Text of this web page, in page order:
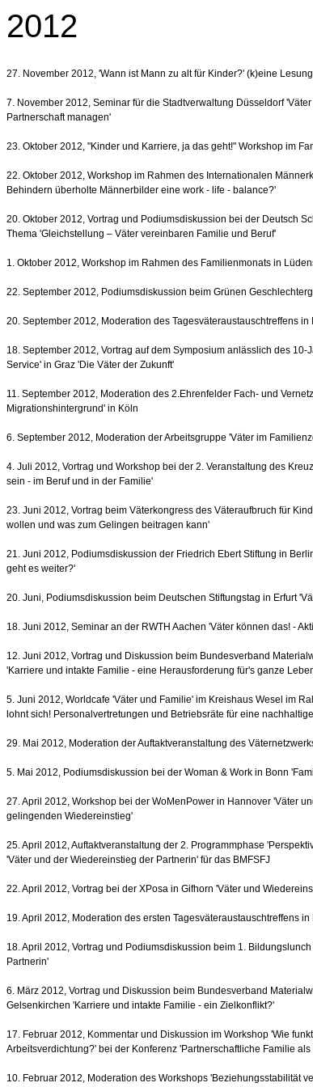
2012
27. November 2012, 'Wann ist Mann zu alt für Kinder?' (k)eine
7. November 2012, Seminar für die Stadtverwaltung Düsseldorf
Partnerschaft managen'
23. Oktober 2012, "Kinder und Karriere, ja das geht!" Workshop im
22. Oktober 2012, Workshop im Rahmen des Internationalen
Behindern überholte Männerbilder eine work - life - balance?'
20. Oktober 2012, Vortrag und Podiumsdiskussion bei der Deutsch
Thema 'Gleichstellung – Väter vereinbaren Familie und Beruf'
1. Oktober 2012, Workshop im Rahmen des Familienmonats in
22. September 2012, Podiumsdiskussion beim Grünen
20. September 2012, Moderation des Tagesväteraustauschtreffens in
18. September 2012, Vortrag auf dem Symposium anlässlich des
Service' in Graz 'Die Väter der Zukunft'
11. September 2012, Moderation des 2.Ehrenfelder Fach- und
Migrationshintergrund' in Köln
6. September 2012, Moderation der Arbeitsgruppe 'Väter im
4. Juli 2012, Vortrag und Workshop bei der 2. Veranstaltung des
sein - im Beruf und in der Familie'
23. Juni 2012, Vortrag beim Väterkongress des Väteraufbruch für
wollen und was zum Gelingen beitragen kann'
21. Juni 2012, Podiumsdiskussion der Friedrich Ebert Stiftung in
geht es weiter?'
20. Juni, Podiumsdiskussion beim Deutschen Stiftungstag in Erfurt
18. Juni 2012, Seminar an der RWTH Aachen 'Väter können das! -
12. Juni 2012, Vortrag und Diskussion beim Bundesverband
'Karriere und intakte Familie - eine Herausforderung für's ganze
5. Juni 2012, Worldcafe 'Väter und Familie' im Kreishaus Wesel im
lohnt sich! Personalvertretungen und Betriebsräte für eine
29. Mai 2012, Moderation der Auftaktveranstaltung des
5. Mai 2012, Podiumsdiskussion bei der Woman & Work in Bonn
27. April 2012, Workshop bei der WoMenPower in Hannover 'Väter
gelingenden Wiedereinstieg'
25. April 2012, Auftaktveranstaltung der 2. Programmphase
'Väter und der Wiedereinstieg der Partnerin' für das BMFSFJ
22. April 2012, Vortrag bei der XPosa in Gifhorn 'Väter und
19. April 2012, Moderation des ersten Tagesväteraustauschtreffens
18. April 2012, Vortrag und Podiumsdiskussion beim 1.
Partnerin'
6. März 2012, Vortrag und Diskussion beim Bundesverband
Gelsenkirchen 'Karriere und intakte Familie - ein Zielkonflikt?'
17. Februar 2012, Kommentar und Diskussion im Workshop 'Wie
Arbeitsverdichtung?' bei der Konferenz 'Partnerschaftliche Familie
10. Februar 2012, Moderation des Workshops 'Beziehungsstabilität